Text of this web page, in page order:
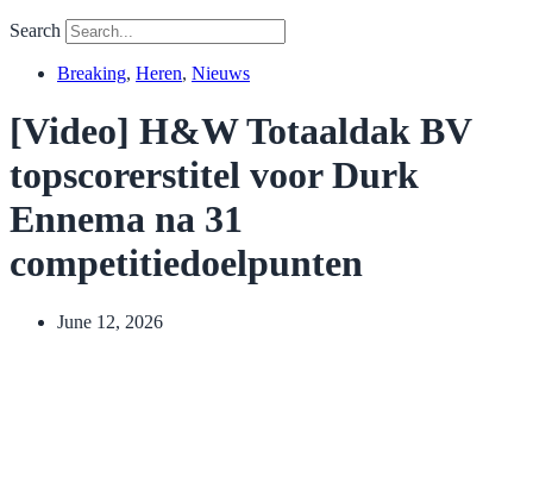
Search
Breaking, Heren, Nieuws
[Video] H&W Totaaldak BV
topscorerstitel voor Durk
Ennema na 31
competitiedoelpunten
June 12, 2026